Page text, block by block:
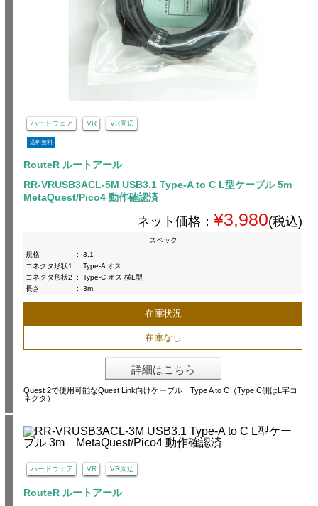
ハードウェア VR VR周辺
送料無料
RouteR ルートアール
RR-VRUSB3ACL-5M USB3.1 Type-A to C L型ケーブル 5m
MetaQuest/Pico4 動作確認済
ネット価格： ¥3,980(税込)
スペック
規格
:
3.1
コネクタ形状1
:
Type-A オス
コネクタ形状2
:
Type-C オス 横L型
長さ
: 3m
在庫状況
在庫なし
詳細はこちら
Quest 2で使用可能なQuest Link向けケーブル Type A to C（Type C側はL字コ
ネクタ）
ハードウェア VR VR周辺
RouteR ルートアール